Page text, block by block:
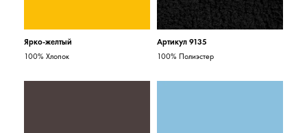
Ярко-желтый
100% Хлопок
Артикул 9135
100% Полиэстер